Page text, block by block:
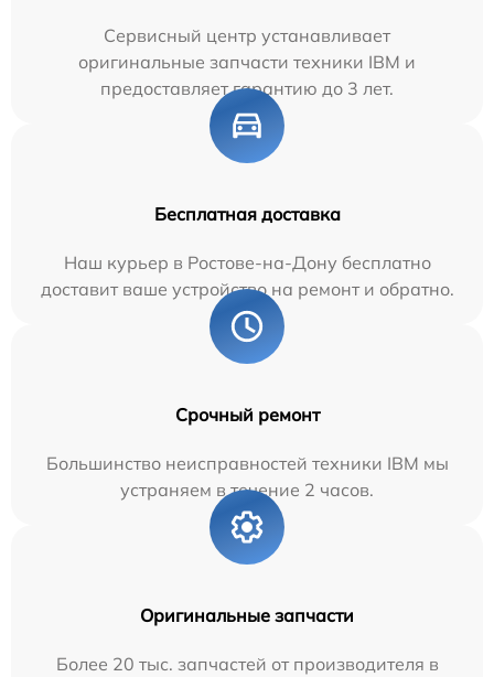
Сервисный центр устанавливает
оригинальные запчасти техники IBM и
предоставляет гарантию до 3 лет.
Бесплатная доставка
Наш курьер в Ростове-на-Дону бесплатно
доставит ваше устройство на ремонт и обратно.
Срочный ремонт
Большинство неисправностей техники IBM мы
устраняем в течение 2 часов.
Оригинальные запчасти
Более 20 тыс. запчастей от производителя в